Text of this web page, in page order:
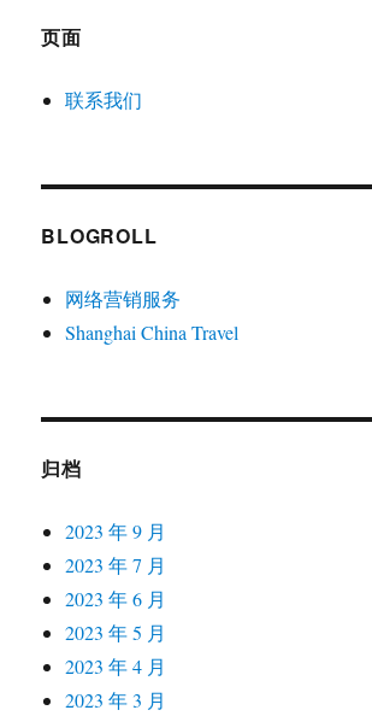
页面
联系我们
BLOGROLL
网络营销服务
Shanghai China Travel
归档
2023 年 9 月
2023 年 7 月
2023 年 6 月
2023 年 5 月
2023 年 4 月
2023 年 3 月